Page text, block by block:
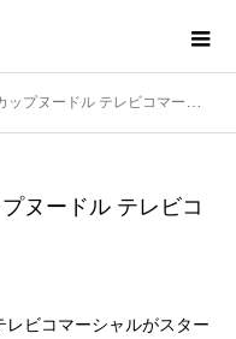
ードル テレビコマーシャル第一弾
ヌードル テレビコ
ビコマーシャルがスター